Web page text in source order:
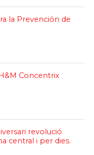
la Prevención de
Concentrix
revolució
central i per dies.